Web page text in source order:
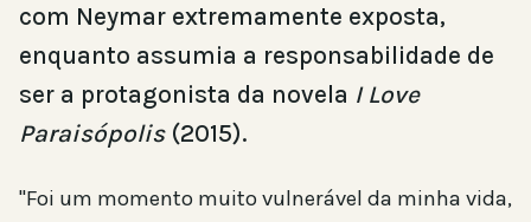
com Neymar extremamente exposta,
enquanto assumia a responsabilidade de
ser a protagonista da novela I Love
Paraisópolis(2015).
"Foi um momento muito vulnerável da minha vida,